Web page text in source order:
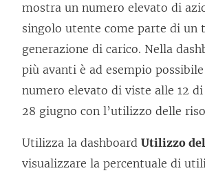
mostra un numero elevato di
singolo utente come parte di un
generazione di carico. Nella
più avanti è ad esempio
numero elevato di viste alle 12
28 giugno con l’utilizzo delle
Utilizza la dashboard Utilizzo
visualizzare la percentuale di